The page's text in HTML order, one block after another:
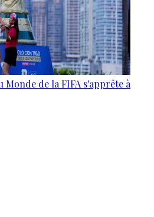
de la FIFA s'apprête à